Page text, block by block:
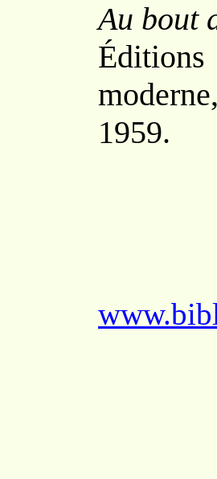
Au bout
1959.